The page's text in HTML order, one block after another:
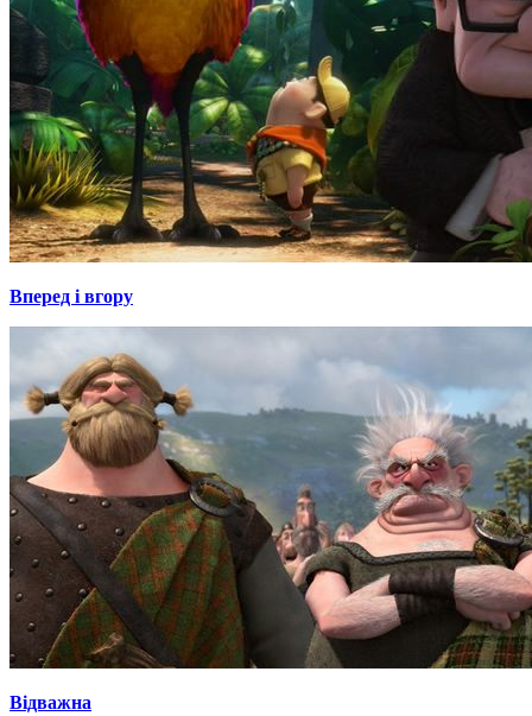
Вперед і вгору
Відважна